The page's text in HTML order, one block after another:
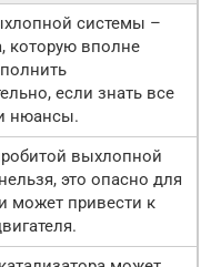
системы –
которую вполне
если знать все
нюансы.
выхлопной
это опасно для
может привести к